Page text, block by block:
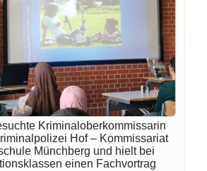
Kriminaloberkommissarin
Hof – Kommissariat
Münchberg und hielt bei
einen Fachvortrag